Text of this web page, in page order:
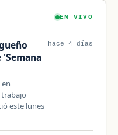
EN VIVO
este lunes
hace 4 días